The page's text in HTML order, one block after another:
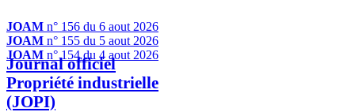
JOAM n° 156 du 6 aout 2026
JOAM n° 155 du 5 aout 2026
JOAM n° 154 du 4 aout 2026
Journal officiel
Propriété industrielle
(JOPI)